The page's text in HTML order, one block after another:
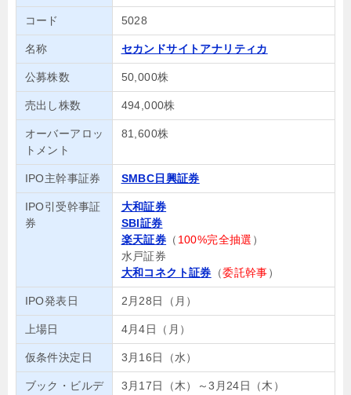
コード 5028
名称 セカンドサイトアナリティカ
公募株数 50,000株
売出し株数 494,000株
オーバーアロッ
トメント
81,600株
IPO主幹事証券 SMBC日興証券
IPO引受幹事証
券
大和証券
SBI証券
楽天証券 （ 100%完全抽選 ）
水戸証券
大和コネクト証券 （委託幹事）
IPO発表日 2月28日（月）
上場日 4月4日（月）
仮条件決定日 3月16日（水）
ブック・ビルデ
3月17日（木）～3月24日（木）